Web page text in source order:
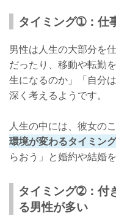
タイミング➀：仕
男性は人生の大部分を
だったり、移動や転勤
生になるのか」「自分
深く考えるようです。
人生の中には、彼女の
環境が変わるタイミング
らおう」と婚約や結婚
タイミング➁：付
る男性が多い